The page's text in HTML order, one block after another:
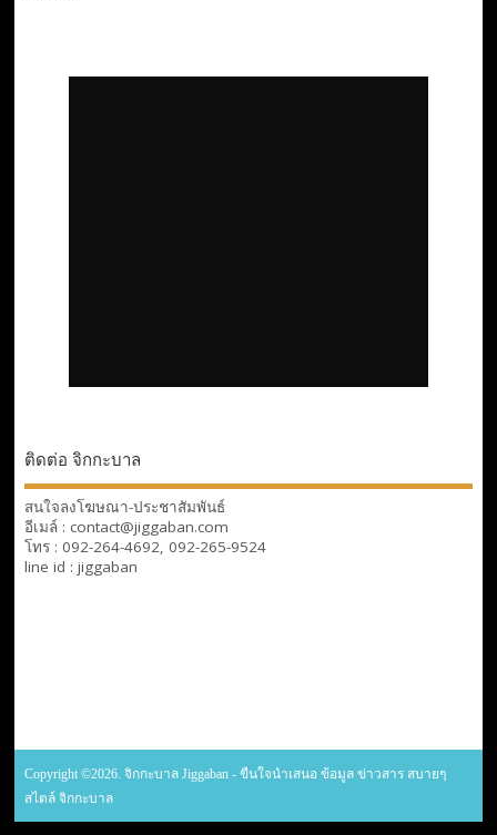
ติดต่อ จิกกะบาล
สนใจลงโฆษณา-ประชาสัมพันธ์
อีเมล์ : contact@jiggaban.com
โทร : 092-264-4692, 092-265-9524
line id : jiggaban
Copyright ©2026. จิกกะบาล Jiggaban - ขืนใจนำเสนอ ข้อมูล ข่าวสาร สบายๆ
สไตล์ จิกกะบาล